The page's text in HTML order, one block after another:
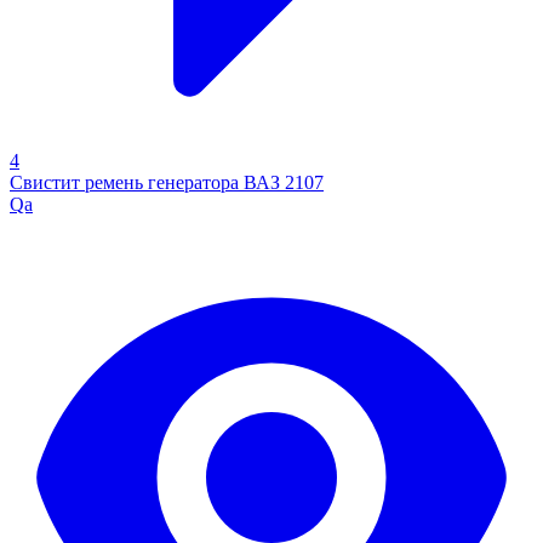
4
Свистит ремень генератора ВАЗ 2107
Qa